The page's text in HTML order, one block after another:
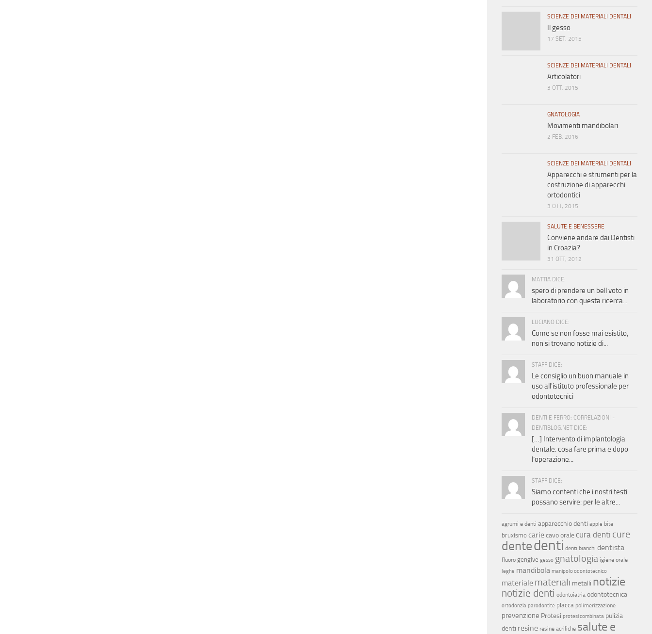
SCIENZE DEI MATERIALI DENTALI
Il gesso
17 SET, 2015
SCIENZE DEI MATERIALI DENTALI
Articolatori
3 OTT, 2015
GNATOLOGIA
Movimenti mandibolari
2 FEB, 2016
SCIENZE DEI MATERIALI DENTALI
Apparecchi e strumenti per la
costruzione di apparecchi
ortodontici
3 OTT, 2015
SALUTE E BENESSERE
Conviene andare dai Dentisti
in Croazia?
31 OTT, 2012
MATTIA DICE:
spero di prendere un bell voto in
laboratorio con questa ricerca...
LUCIANO DICE:
Come se non fosse mai esistito;
non si trovano notizie di...
STAFF DICE:
Le consiglio un buon manuale in
uso all'istituto professionale per
odontotecnici
DENTI E FERRO: CORRELAZIONI -
DENTIBLOG.NET DICE:
[…] Intervento di implantologia
dentale: cosa fare prima e dopo
l’operazione...
STAFF DICE:
Siamo contenti che i nostri testi
possano servire: per le altre...
agrumi e denti apparecchio denti apple bite
bruxismo cariecavo orale cura denti cure
dentedenti denti bianchi dentista
fluoro gengive gesso gnatologia igiene orale
leghe mandibola manipolo odontotecnico
materiale materiali metalli notizie
notizie denti odontoiatria odontotecnica
ortodonzia parodontite placca polimerizzazione
prevenzione Protesi protesi combinata pulizia
denti resine resine acriliche salute e